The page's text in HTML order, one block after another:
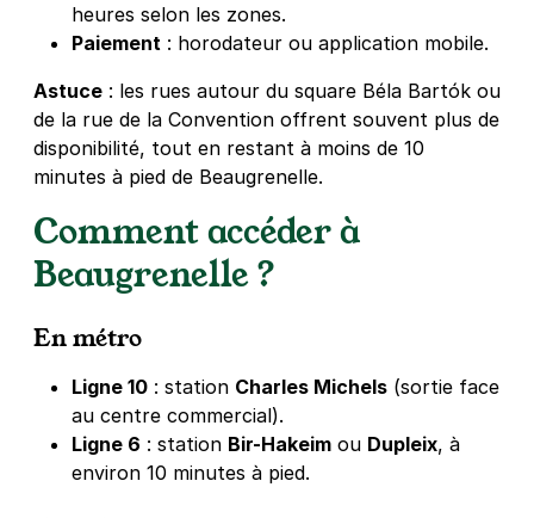
heures selon les zones.
Paiement : horodateur ou application mobile.
Astuce : les rues autour du square Béla Bartók ou
de la rue de la Convention offrent souvent plus de
disponibilité, tout en restant à moins de 10
minutes à pied de Beaugrenelle.
Comment accéder à
Beaugrenelle ?
En métro
Ligne 10 : station Charles Michels (sortie face
au centre commercial).
Ligne 6 : station Bir-Hakeim ou Dupleix, à
environ 10 minutes à pied.